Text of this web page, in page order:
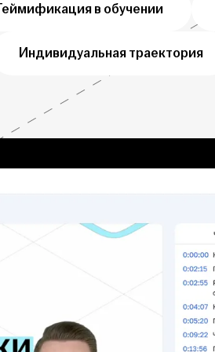
в обучении
Индивидуальная траектория